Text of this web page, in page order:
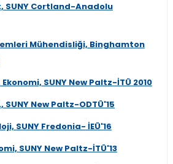
SUNY Cortland-Anadolu
Mühendisliği, Binghamton
SUNY New Paltz-İTÜ 2010
SUNY New Paltz-ODTÜ'15
SUNY Fredonia- İEÜ'16
SUNY New Paltz-İTÜ'13